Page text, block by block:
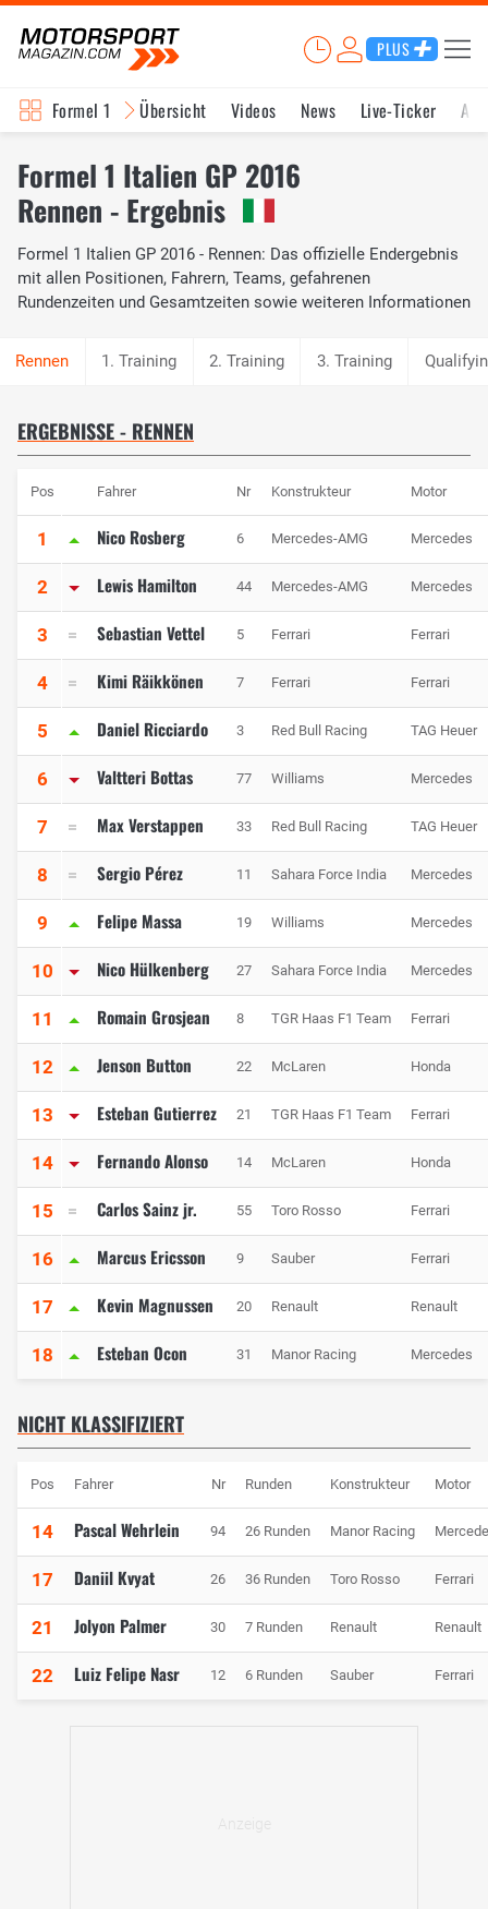
PLUS
Formel 1 Übersicht Videos News Live-Ticker
Formel 1 Italien GP 2016
Rennen - Ergebnis
Formel 1 Italien GP 2016 - Rennen: Das offizielle Endergebnis
mit allen Positionen, Fahrern, Teams, gefahrenen
Rundenzeiten und Gesamtzeiten sowie weiteren Informationen
1. Training 2. Training 3. Training
ERGEBNISSE - RENNEN
Pos Fahrer Nr Konstrukteur Motor
1 Nico Rosberg 6 Mercedes-AMG Mercedes
2 Lewis Hamilton 44 Mercedes-AMG Mercedes
3 Sebastian Vettel 5 Ferrari Ferrari
4 Kimi Räikkönen 7 Ferrari Ferrari
5 Daniel Ricciardo 3 Red Bull Racing TAG Heuer
6 Valtteri Bottas 77 Williams Mercedes
7 Max Verstappen 33 Red Bull Racing TAG Heuer
8 Sergio Pérez 11 Sahara Force India Mercedes
9 Felipe Massa 19 Williams Mercedes
10 Nico Hülkenberg 27 Sahara Force India Mercedes
11 Romain Grosjean 8 TGR Haas F1 Team Ferrari
12 Jenson Button 22 McLaren Honda
13 Esteban Gutierrez 21 TGR Haas F1 Team Ferrari
14 Fernando Alonso 14 McLaren Honda
15 Carlos Sainz jr. 55 Toro Rosso Ferrari
16 Marcus Ericsson 9 Sauber Ferrari
17 Kevin Magnussen 20 Renault Renault
18 Esteban Ocon 31 Manor Racing Mercedes
NICHT KLASSIFIZIERT
Pos Fahrer Nr Runden Konstrukteur Motor
14 Pascal Wehrlein 94 26 Runden Manor Racing
17 Daniil Kvyat 26 36 Runden Toro Rosso Ferrari
21 Jolyon Palmer 30 7 Runden Renault Renault
22 Luiz Felipe Nasr 12 6 Runden Sauber Ferrari